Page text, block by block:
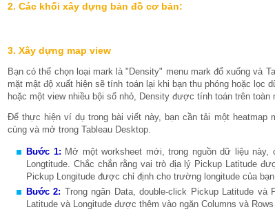
2. Các khối xây dựng bản đồ cơ bản:
3. Xây dựng map view
Bạn có thể chọn loại mark là "Density" menu mark đổ xuống và
mặt mật độ xuất hiện sẽ tính toán lại khi bạn thu phóng hoặc lọc
hoặc một view nhiều bội số nhỏ, Density được tính toán trên
Để thực hiện ví dụ trong bài viết này, bạn cần tải một heatmap
cùng và mở trong Tableau Desktop.
Bước 1: Mở một worksheet mới, trong nguồn dữ liệu
Longtitude. Chắc chắn rằng vai trò địa lý Pickup Latitude
Pickup Longitude được chỉ định cho trường longitude của
Bước 2: Trong ngăn Data, double-click Pickup Latitude
Latitude và Longitude được thêm vào ngăn Columns và